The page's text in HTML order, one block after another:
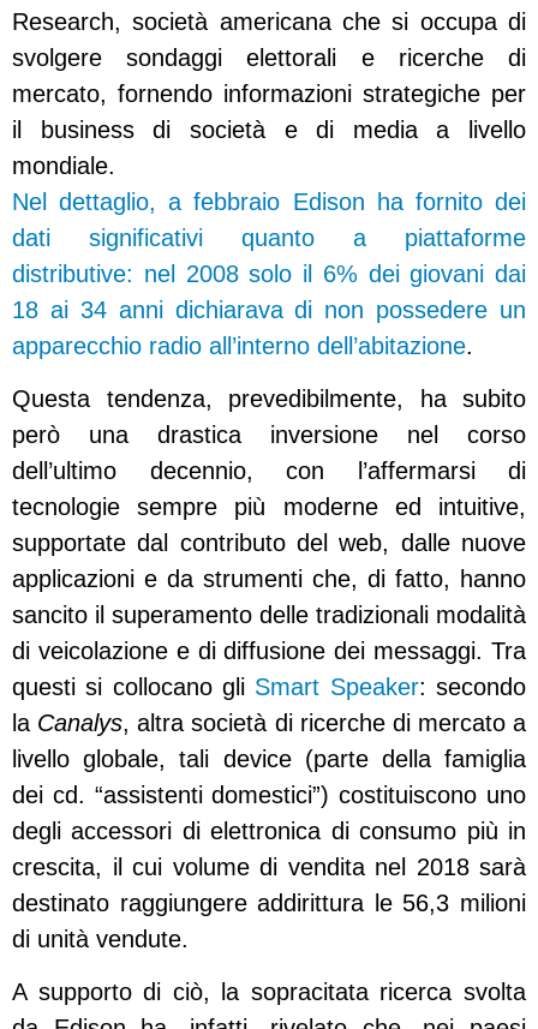
Research, società americana che si occupa di
svolgere sondaggi elettorali e ricerche di
mercato, fornendo informazioni strategiche per
il business di società e di media a livello
mondiale.
Nel dettaglio, a febbraio Edison ha fornito dei
dati significativi quanto a piattaforme
distributive: nel 2008 solo il 6% dei giovani dai
18 ai 34 anni dichiarava di non possedere un
apparecchio radio all’interno dell’abitazione.
Questa tendenza, prevedibilmente, ha subito
però una drastica inversione nel corso
dell’ultimo decennio, con l’affermarsi di
tecnologie sempre più moderne ed intuitive,
supportate dal contributo del web, dalle nuove
applicazioni e da strumenti che, di fatto, hanno
sancito il superamento delle tradizionali modalità
di veicolazione e di diffusione dei messaggi. Tra
questi si collocano gli Smart Speaker: secondo
la Canalys, altra società di ricerche di mercato a
livello globale, tali device (parte della famiglia
dei cd. “assistenti domestici”) costituiscono uno
degli accessori di elettronica di consumo più in
crescita, il cui volume di vendita nel 2018 sarà
destinato raggiungere addirittura le 56,3 milioni
di unità vendute.
A supporto di ciò, la sopracitata ricerca svolta